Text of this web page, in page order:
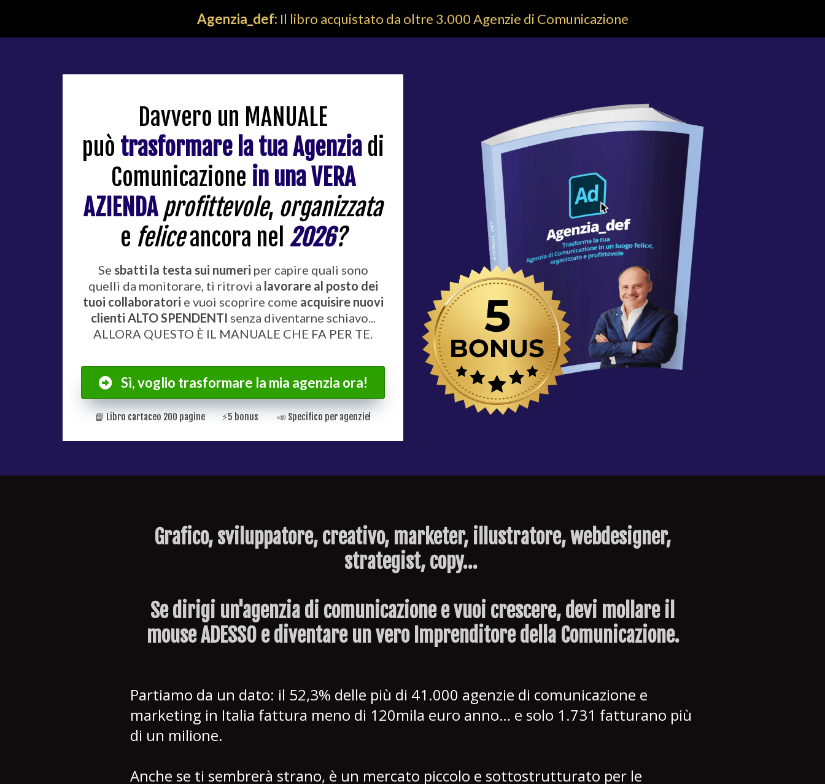
Agenzia_def: Il libro acquistato da oltre 3.000 Agenzie di Comunicazione
Davvero un MANUALE
può trasformare la tua Agenzia di
Comunicazione in una VERA
AZIENDA profittevole, organizzata
e feliceancora nel 2026?
Se sbatti la testa sui numeri per capire quali sono
quelli da monitorare, ti ritrovi a lavorare al posto dei
tuoi collaboratori e vuoi scoprire come acquisire nuovi
clienti ALTO SPENDENTI senza diventarne schiavo...
ALLORA QUESTO È IL MANUALE CHE FA PER TE.
Sì, voglio trasformare la mia agenzia ora!
📘 Libro cartaceo 200 pagine ⚡️5 bonus 📣 Specifico per agenzie!
Grafico, sviluppatore, creativo, marketer, illustratore, webdesigner,
strategist, copy…
Se dirigi un'agenzia di comunicazione e vuoi crescere, devi mollare il
mouse ADESSO e diventare un vero Imprenditore della Comunicazione.
Partiamo da un dato: il 52,3% delle più di 41.000 agenzie di comunicazione e
marketing in Italia fattura meno di 120mila euro anno… e solo 1.731 fatturano più
di un milione.
Anche se ti sembrerà strano, è un mercato piccolo e sottostrutturato per le